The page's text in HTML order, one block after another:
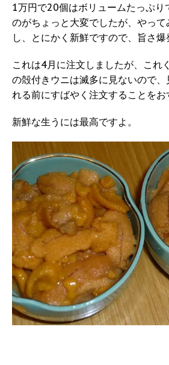
1万円で20個はボリュームたっぷり
のがちょっと大変でしたが、やっ
し、とにかく新鮮ですので、旨さ爆
これは4月に注文しましたが、これ
の殻付きウニは滅多に見ないので
れる前にすばやく注文することをお
新鮮な生うには最高ですよ。